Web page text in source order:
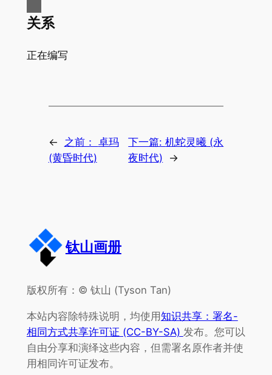
关系
正在编写
← 之前： 卓玛
(黄昏时代)
下一篇:机蛇灵曦 (永
夜时代)
→
钛山画册
版权所有：© 钛山 (Tyson Tan)
本站内容除特殊说明，均使用知识共享：署名-
相同方式共享许可证 (CC-BY-SA) 发布。您可以
自由分享和演绎这些内容，但需署名原作者并使
用相同许可证发布。